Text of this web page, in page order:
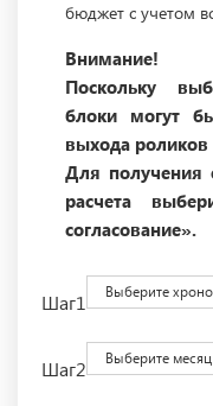
бюджет с учетом
Внимание!
Поскольку
блоки могут
выхода
Для получения
расчета
согласование».
Шаг1 Выберите
Шаг2 Выберите